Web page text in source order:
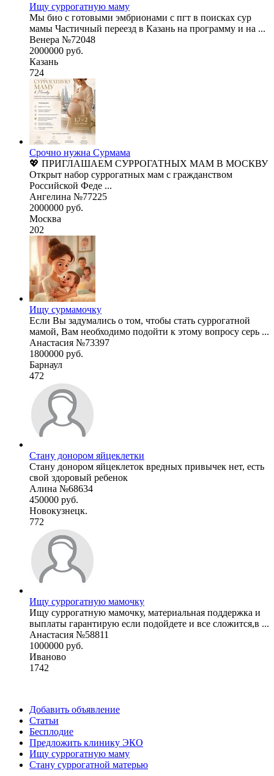
Ищу суррогатную маму
Мы био с готовыми эмбрионами с пгт в поисках сур
мамы Частичный переезд в Казань на программу и на ...
Венера №72048
2000000 руб.
Казань
724
Срочно нужна Сурмама
💖 ПРИГЛАШАЕМ СУРРОГАТНЫХ МАМ В МОСКВУ
Открыт набор суррогатных мам с гражданством
Российской Феде ...
Ангелина №77225
2000000 руб.
Москва
202
Ищу сурмамочку
Если Вы задумались о том, чтобы стать суррогатной
мамой, Вам необходимо подойти к этому вопросу серь ...
Анастасия №73397
1800000 руб.
Барнаул
472
Стану донором яйцеклетки
Стану донором яйцеклеток вредных привычек нет, есть
свой здоровый ребенок
Алина №68634
450000 руб.
Новокузнецк.
772
Ищу суррогатную мамочку
Ищу суррогатную мамочку, материальная поддержка и
выплаты гарантирую если подойдете и все сложится,в ...
Анастасия №58811
1000000 руб.
Иваново
1742
Добавить объявление
Статьи
Бесплодие
Предложить клинику ЭКО
Ищу суррогатную маму
Стану суррогатной матерью